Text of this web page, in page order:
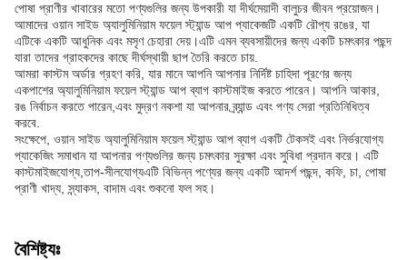
পোষা প্রাণীর খাবারের মতো পণ্যগুলির জন্য উপকারী যা দীর্ঘমেয়াদী বালুচর জীবন প্রয়োজন।
আমাদের ওয়ান সাইড অ্যালুমিনিয়াম ফয়েল স্ট্যান্ড আপ প্যাকেজটি একটি রৌপ্য রঙের, যা
এটিকে একটি আধুনিক এবং মসৃণ চেহারা দেয়।এটি এমন ব্যবসায়ীদের জন্য একটি চমৎকার পছন্দ
যারা তাদের গ্রাহকদের কাছে দীর্ঘস্থায়ী ছাপ তৈরি করতে চায়.
আমরা কাস্টম অর্ডার গ্রহণ করি, যার মানে আপনি আপনার নির্দিষ্ট চাহিদা পূরণের জন্য
একপাশের অ্যালুমিনিয়াম ফয়েল স্ট্যান্ড আপ ব্যাগ কাস্টমাইজ করতে পারেন। আপনি আকার,
রঙ নির্বাচন করতে পারেন,এবং মুদ্রণ নকশা যা আপনার ব্র্যান্ড এবং পণ্য সেরা প্রতিনিধিত্ব
করবে.
সংক্ষেপে, ওয়ান সাইড অ্যালুমিনিয়াম ফয়েল স্ট্যান্ড আপ ব্যাগ একটি টেকসই এবং নির্ভরযোগ্য
প্যাকেজিং সমাধান যা আপনার পণ্যগুলির জন্য চমৎকার সুরক্ষা এবং সুবিধা প্রদান করে। এটি
কাস্টমাইজযোগ্য,তাপ-সীলযোগ্যএটি বিভিন্ন পণ্যের জন্য একটি আদর্শ পছন্দ, কফি, চা, পোষা
প্রাণী খাদ্য, স্ন্যাকস, বাদাম এবং শুকনো ফল সহ।
বৈশিষ্ট্যঃ